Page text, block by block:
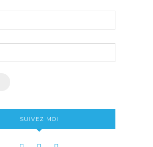
SUIVEZ MOI